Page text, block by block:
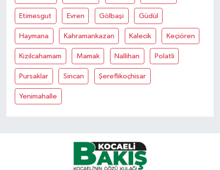
Etimesgut Evren Gölbaşi Güdül
Haymana Kahramankazan Kalecik Keçiören
Kizilcahamam Mamak Nallihan Polatli
Pursaklar Sincan Şereflikoçhisar
Yenimahalle